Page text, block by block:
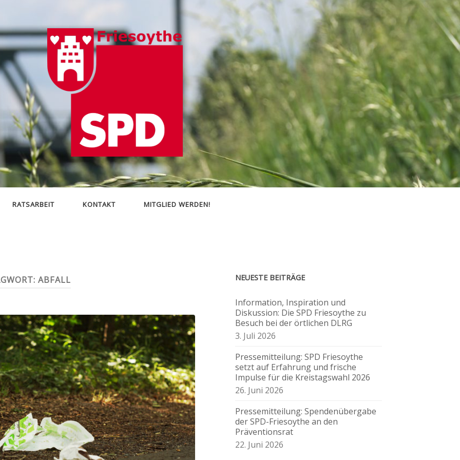
SPD
Friesoythe
RATSARBEIT KONTAKT MITGLIED WERDEN!
ABFALL NEUESTE BEITRÄGE
Information, Inspiration und
Diskussion: Die SPD Friesoythe zu
Besuch bei der örtlichen DLRG
3. Juli 2026
Pressemitteilung: SPD Friesoythe
setzt auf Erfahrung und frische
Impulse für die Kreistagswahl 2026
26. Juni 2026
Pressemitteilung: Spendenübergabe
der SPD-Friesoythe an den
Präventionsrat
22. Juni 2026